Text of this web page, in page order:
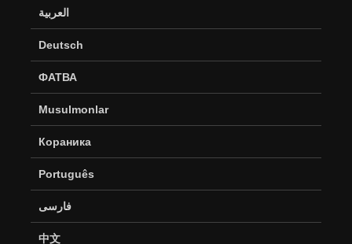
العربية
Deutsch
ФАТВА
Musulmonlar
Кораника
Português
فارسی
中文